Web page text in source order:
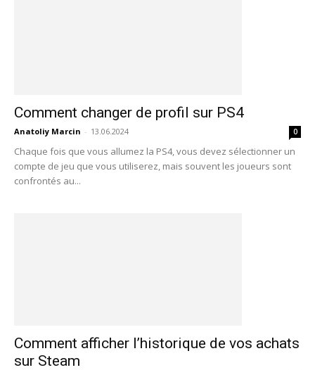
Comment changer de profil sur PS4
Anatoliy Marcin - 13.06.2024 0
Chaque fois que vous allumez la PS4, vous devez sélectionner un
compte de jeu que vous utiliserez, mais souvent les joueurs sont
confrontés au...
Comment afficher l’historique de vos achats
sur Steam